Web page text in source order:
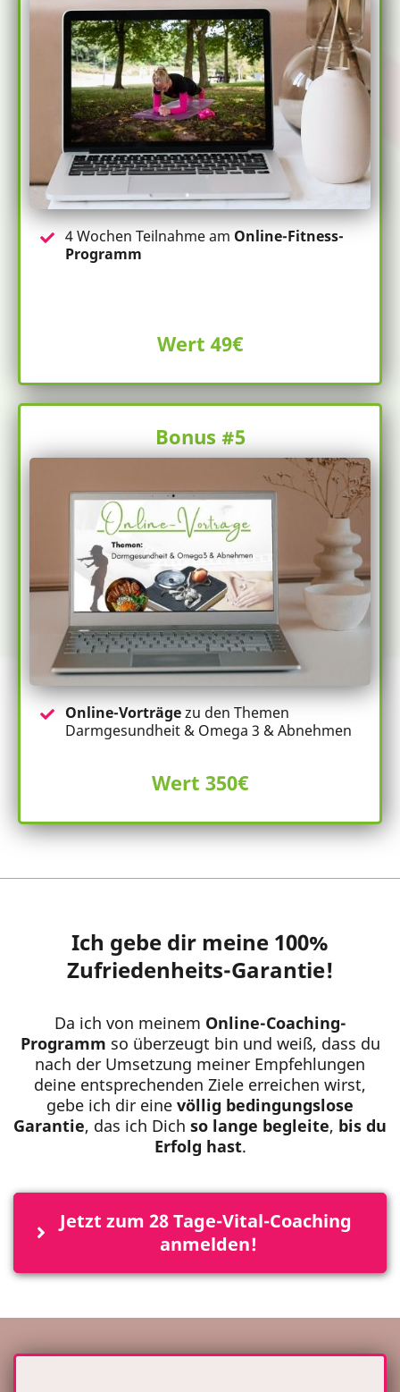
4 Wochen Teilnahme am Online-Fitness-
Programm
Wert 49€
Bonus #5
Online-Vorträgezu den Themen
Darmgesundheit & Omega 3 & Abnehmen
Wert 350€
Ich gebe dir meine 100%
Zufriedenheits-Garantie!
Da ich von meinem Online-Coaching-
Programm so überzeugt bin und weiß, dass du
nach der Umsetzung meiner Empfehlungen
deine entsprechenden Ziele erreichen wirst,
gebe ich dir eine völlig bedingungslose
Garantie, das ich Dich so lange begleite, bis du
Erfolg hast.
Jetzt zum 28 Tage-Vital-Coaching
anmelden!